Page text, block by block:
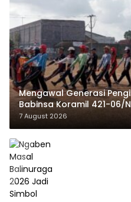
Mengawal Generasi
Babinsa Koramil 421-06/
di Dua Kecamatan Jelang
7 August 2026